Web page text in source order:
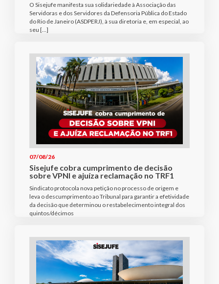
O Sisejufe manifesta sua solidariedade à Associação das
Servidoras e dos Servidores da Defensoria Pública do Estado
do Rio de Janeiro (ASDPERJ), à sua diretoria e, em especial, ao
seu […]
07/08/26
Sisejufe cobra cumprimento de decisão
sobre VPNI e ajuíza reclamação no TRF1
Sindicato protocola nova petição no processo de origem e
leva o descumprimento ao Tribunal para garantir a efetividade
da decisão que determinou o restabelecimento integral dos
quintos/décimos